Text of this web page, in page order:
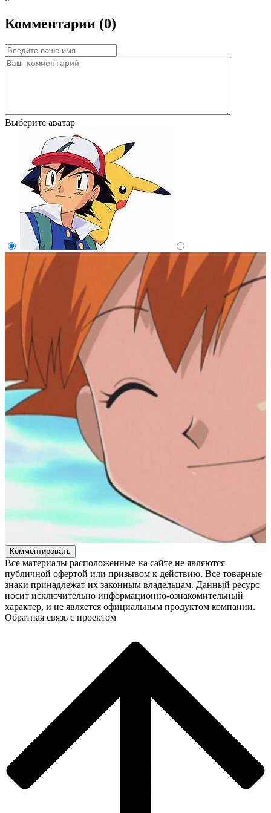
Комментарии (0)
Выберите аватар
Комментировать
Все материалы расположенные на сайте не являются
публичной офертой или призывом к действию. Все товарные
знаки принадлежат их законным владельцам. Данный ресурс
носит исключительно информационно-ознакомительный
характер, и не является официальным продуктом компании.
Обратная связь с проектом